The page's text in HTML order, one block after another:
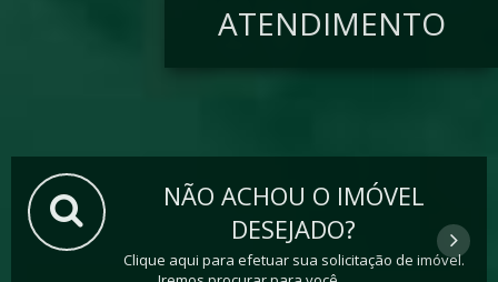
ATENDIMENTO
NÃO ACHOU O IMÓVEL
DESEJADO?
Clique aqui para efetuar sua solicitação de imóvel.